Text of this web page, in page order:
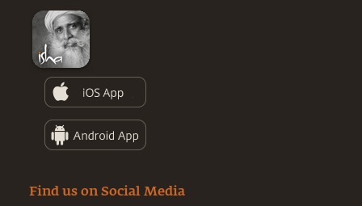
Find us on Social Media